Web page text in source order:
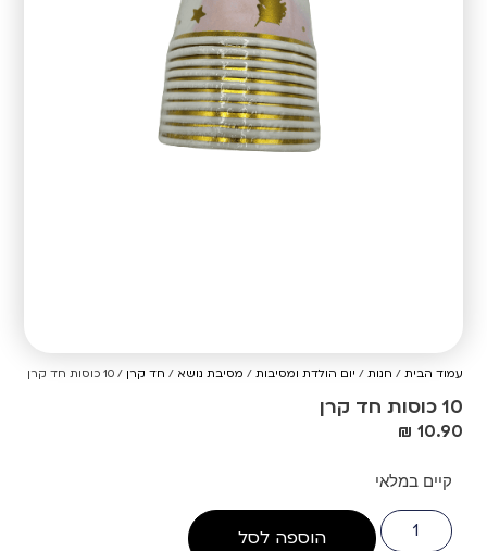
עמוד הבית / חנות / יום הולדת ומסיבות / מסיבת נושא / חד קרן / 10 כוסות חד קרן
10 כוסות חד קרן
₪ 10.90
קיים במלאי
הוספה לסל